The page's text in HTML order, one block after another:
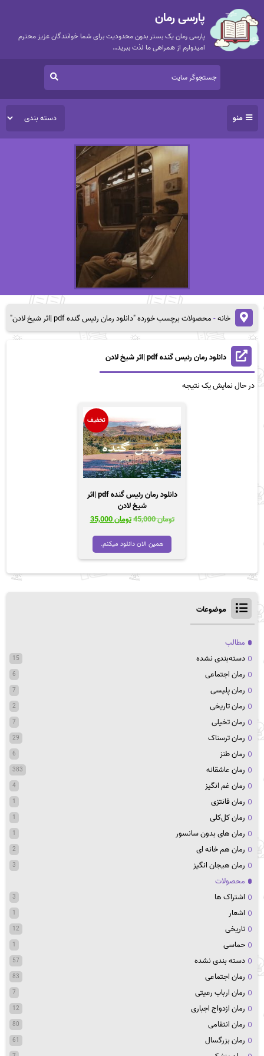
پارسی رمان
پارسی رمان یک بستر بدون محدودیت برای شما خوانندگان عزیز محترم
امیدوارم از همراهی ما لذت ببرید…
منو
خانه-محصولات برچسب خورده "دانلود رمان رئیس گنده pdf |اثر شیخ لادن"
دانلود رمان رئیس گنده pdf |اثر شیخ لادن
در حال نمایش یک نتیجه
تخفیف
دانلود رمان رئیس گنده pdf |اثر
شیخ لادن
تومان45,000
قیمت
تومان 45,000
بود.
تومان35,000
قیمت
همین الان دانلود میکنم.
موضوعات
مطالب
دسته‌بندی نشده
15
رمان اجتماعی 6
رمان پلیسی 7
رمان تاریخی 2
رمان تخیلی 7
رمان ترسناک 29
رمان طنز 6
رمان عاشقانه 383
رمان غم انگیز 4
رمان فانتزی 1
رمان کل‌کلی 1
رمان های بدون سانسور 1
رمان هم خانه ای 2
رمان هیجان انگیز 3
محصولات
اشتراک ها
3
اشعار 1
تاریخی 12
حماسی 1
دسته بندی نشده 57
رمان اجتماعی 83
رمان ارباب رعیتی 7
رمان ازدواج اجباری 12
رمان انتقامی 80
رمان بزرگسال 61